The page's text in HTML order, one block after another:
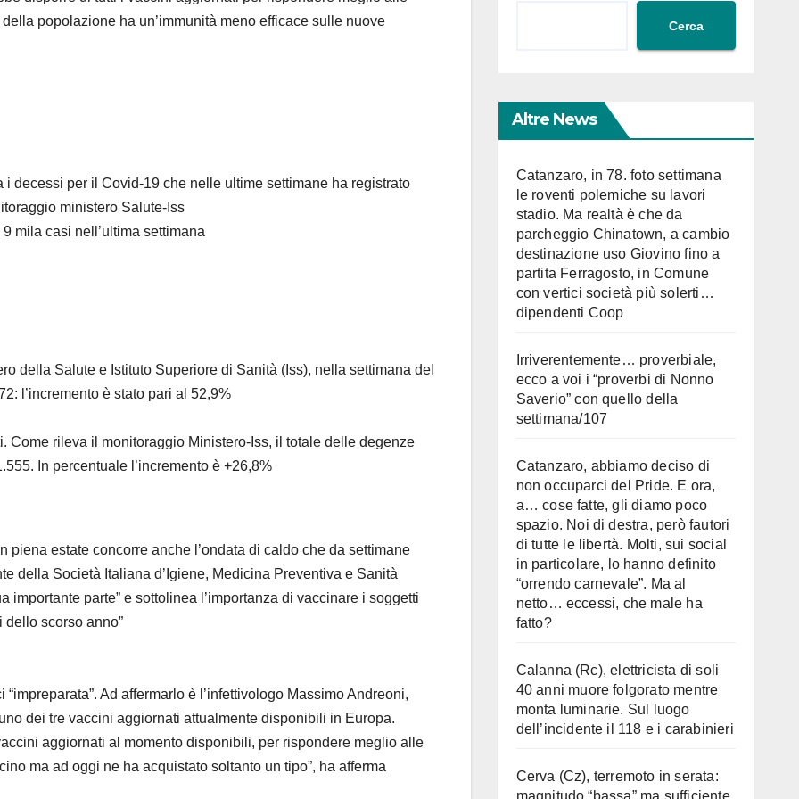
popolazione ha un’immunità meno efficace sulle nuove
decessi per il Covid-19 che nelle ultime settimane ha registrato
ministero Salute-Iss
mila casi nell’ultima settimana
della Salute e Istituto Superiore di Sanità (Iss), nella settimana del
l’incremento è stato pari al 52,9%
Come rileva il monitoraggio Ministero-Iss, il totale delle degenze
In percentuale l’incremento è +26,8%
estate concorre anche l’ondata di caldo che da settimane
della Società Italiana d’Igiene, Medicina Preventiva e Sanità
importante parte” e sottolinea l’importanza di vaccinare i soggetti
scorso anno”
Ad affermarlo è l’infettivologo Massimo Andreoni,
dei tre vaccini aggiornati attualmente disponibili in Europa.
aggiornati al momento disponibili, per rispondere meglio alle
ma ad oggi ne ha acquistato soltanto un tipo”, ha afferma
Cerca
Altre News
Catanzaro, in 78. foto settimana
le roventi polemiche su lavori
stadio. Ma realtà è che da
parcheggio Chinatown, a cambio
destinazione uso Giovino fino a
partita Ferragosto, in Comune
con vertici società più solerti…
dipendenti Coop
Irriverentemente… proverbiale,
ecco a voi i “proverbi di Nonno
Saverio” con quello della
settimana/107
Catanzaro, abbiamo deciso di
non occuparci del Pride. E ora,
a… cose fatte, gli diamo poco
spazio. Noi di destra, però fautori
di tutte le libertà. Molti, sui social
in particolare, lo hanno definito
“orrendo carnevale”. Ma al
netto… eccessi, che male ha
fatto?
Calanna (Rc), elettricista di soli
40 anni muore folgorato mentre
monta luminarie. Sul luogo
dell’incidente il 118 e i carabinieri
Cerva (Cz), terremoto in serata:
magnitudo “bassa” ma sufficiente